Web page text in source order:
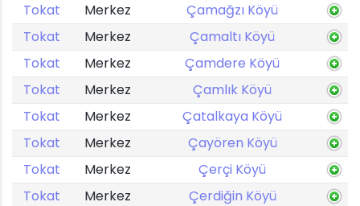
Tokat
Merkez
Çamağzı Köyü
Tokat
Merkez
Çamaltı Köyü
Tokat
Merkez
Çamdere Köyü
Tokat
Merkez
Çamlık Köyü
Tokat
Merkez
Çatalkaya Köyü
Tokat
Merkez
Çayören Köyü
Tokat
Merkez
Çerçi Köyü
Tokat
Merkez
Çerdiğin Köyü